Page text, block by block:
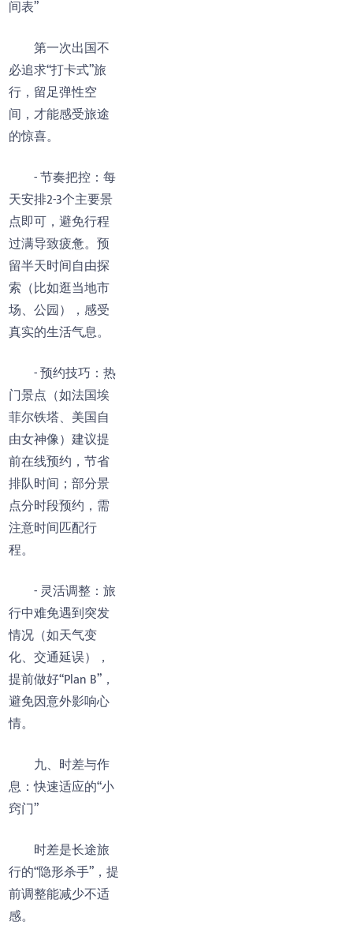
间表”
第一次出国不
必追求“打卡式”旅
行，留足弹性空
间，才能感受旅途
的惊喜。
- 节奏把控：每
天安排2-3个主要景
点即可，避免行程
过满导致疲惫。预
留半天时间自由探
索（比如逛当地市
场、公园），感受
真实的生活气息。
- 预约技巧：热
门景点（如法国埃
菲尔铁塔、美国自
由女神像）建议提
前在线预约，节省
排队时间；部分景
点分时段预约，需
注意时间匹配行
程。
- 灵活调整：旅
行中难免遇到突发
情况（如天气变
化、交通延误），
提前做好“Plan B”，
避免因意外影响心
情。
九、时差与作
息：快速适应的“小
窍门”
时差是长途旅
行的“隐形杀手”，提
前调整能减少不适
感。